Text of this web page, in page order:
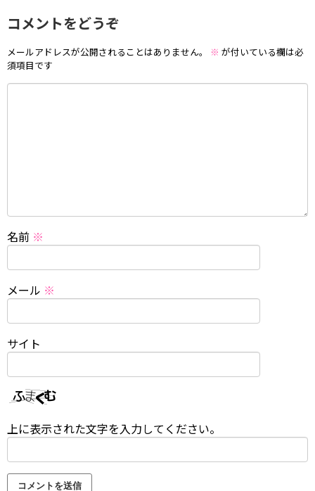
コメントをどうぞ
メールアドレスが公開されることはありません。 ※ が付いている欄は必
須項目です
名前 ※
メール ※
サイト
上に表示された文字を入力してください。